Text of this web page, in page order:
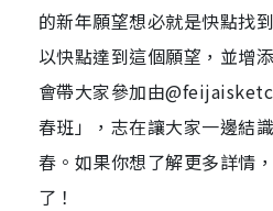
的新年願望想必就是快點找
以快點達到這個願望，並增
會帶大家參加由
春班」，志在讓大家一邊結
春。如果你想了解更多詳情
了！